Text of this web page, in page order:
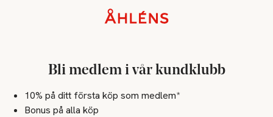
Bli medlem i vår kundklubb
10% på ditt första köp som medlem*
Bonus på alla köp